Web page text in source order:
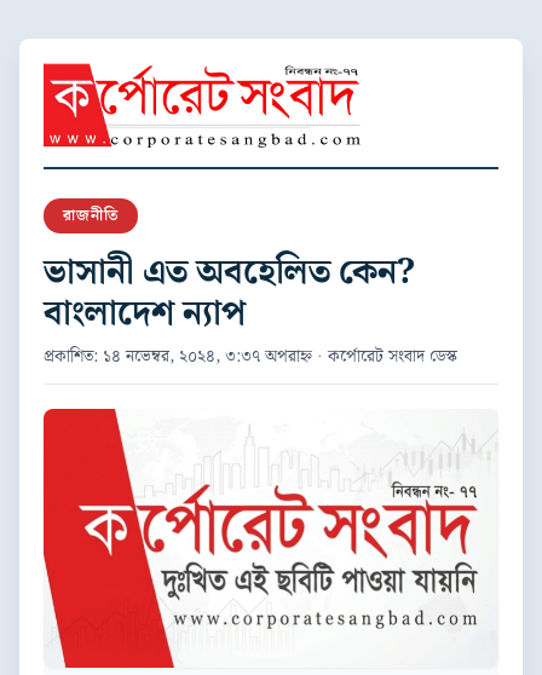
রাজনীতি
ভাসানী এত অবহেলিত কেন?
বাংলাদেশ ন্যাপ
প্রকাশিত: ১৪ নভেম্বর, ২০২৪, ৩:৩৭ অপরাহ্ন · কর্পোরেট সংবাদ ডেস্ক